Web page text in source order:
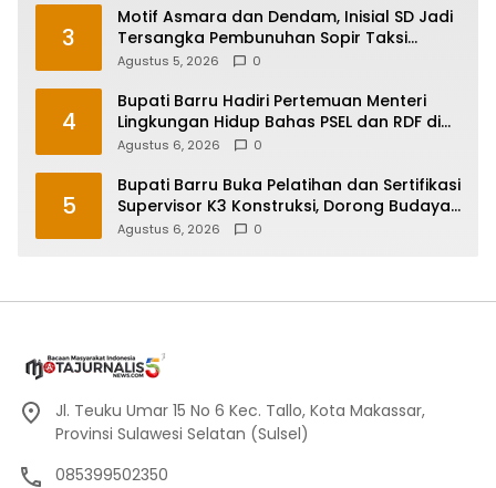
3
Motif Asmara dan Dendam, Inisial SD Jadi
Tersangka Pembunuhan Sopir Taksi
Online di Maros
Agustus 5, 2026 0
4
Bupati Barru Hadiri Pertemuan Menteri
Lingkungan Hidup Bahas PSEL dan RDF di
Sulsel
Agustus 6, 2026 0
5
Bupati Barru Buka Pelatihan dan Sertifikasi
Supervisor K3 Konstruksi, Dorong Budaya
Zero Accident
Agustus 6, 2026 0
Jl. Teuku Umar 15 No 6 Kec. Tallo, Kota Makassar,
Provinsi Sulawesi Selatan (Sulsel)
085399502350